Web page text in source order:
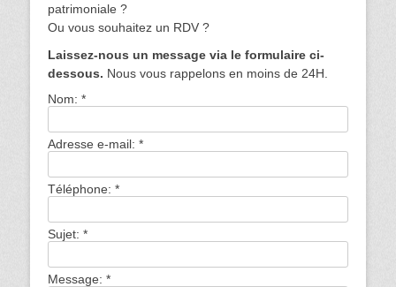
patrimoniale ?
Ou vous souhaitez un RDV ?
Laissez-nous un message via le formulaire ci-
dessous. Nous vous rappelons en moins de 24H.
Nom: *
Adresse e-mail: *
Téléphone: *
Sujet: *
Message: *